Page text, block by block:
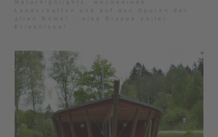
Naturhighlights, wechselnde
Landschaften und auf den Spuren der
alten Römer - eine Etappe voller
Erlebnisse!